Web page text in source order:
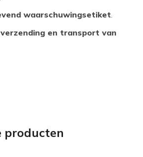
waarschuwingsetiket.
en transport van
producten